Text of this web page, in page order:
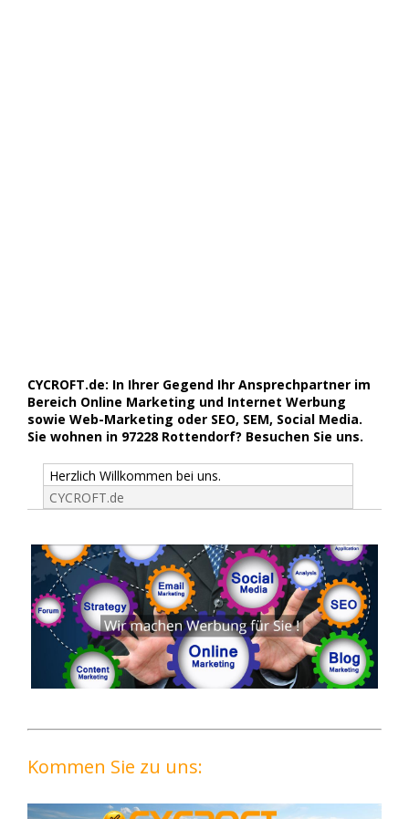
CYCROFT.de: In Ihrer Gegend Ihr Ansprechpartner im
Bereich Online Marketing und Internet Werbung
sowie Web-Marketing oder SEO, SEM, Social Media.
Sie wohnen in 97228 Rottendorf? Besuchen Sie uns.
Herzlich Willkommen bei uns.
CYCROFT.de
Kommen Sie zu uns: